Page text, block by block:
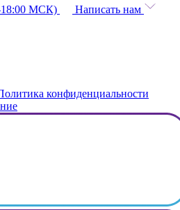
18:00 МСК)
Написать нам
конфиденциальности